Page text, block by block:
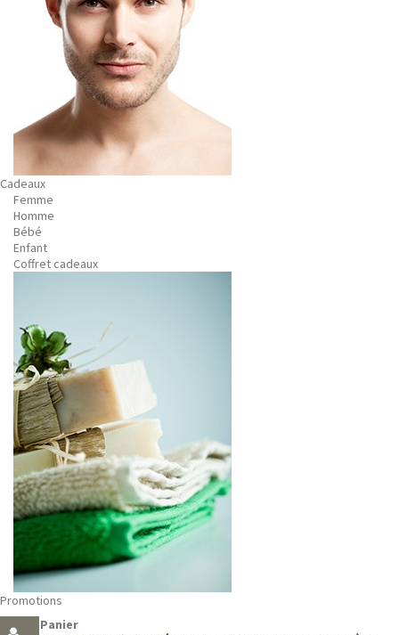
Cadeaux
Femme
Homme
Bébé
Enfant
Coffret cadeaux
Promotions
Panier